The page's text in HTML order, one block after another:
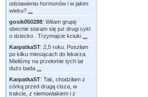
odstawieniu hormonów i w jakim
wieku?
gosik050288: Witam grupę
obecnie staram się już drugi cykl
o dziecko . Trzymajcie kciuki
KarpatkaST: 2,5 roku. Poszłam
po kilku miesiącach do lekarza.
Mieliśmy na przełomie tych lat
dużo bada
KarpatkaST: Tak, chodziłam z
córką przed drugą cisza, w
trakcie, z niemowlakiem i z